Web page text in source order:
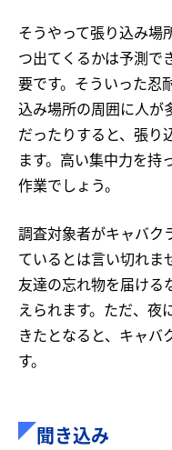
そうやって張り込み場
つ出てくるかは予測で
要です。そういった忍
込み場所の周囲に人が
だったりすると、張り
ます。高い集中力を持
作業でしょう。
調査対象者がキャバク
ているとは言い切れま
友達の忘れ物を届ける
えられます。ただ、夜
きたとなると、キャバ
す。
聞き込み